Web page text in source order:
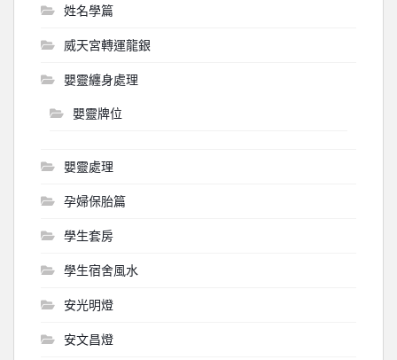
姓名學篇
威天宮轉運龍銀
嬰靈纏身處理
嬰靈牌位
嬰靈處理
孕婦保胎篇
學生套房
學生宿舍風水
安光明燈
安文昌燈